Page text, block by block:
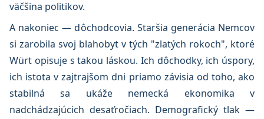
väčšina politikov.
A nakoniec — dôchodcovia. Staršia generácia Nemcov
si zarobila svoj blahobyt v tých "zlatých rokoch", ktoré
Würt opisuje s takou láskou. Ich dôchodky, ich úspory,
ich istota v zajtrajšom dni priamo závisia od toho, ako
stabilná sa ukáže nemecká ekonomika v
nadchádzajúcich desaťročiach. Demografický tlak —